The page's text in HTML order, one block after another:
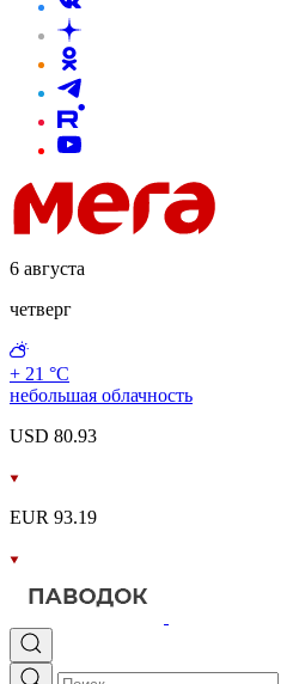
6 августа
четверг
+ 21 °С
небольшая облачность
USD 80.93
EUR 93.19